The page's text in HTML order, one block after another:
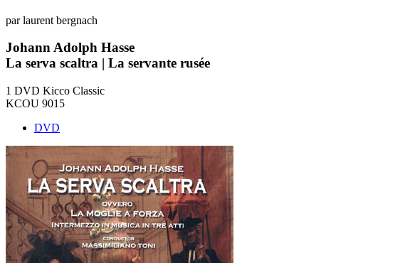
par laurent bergnach
Johann Adolph Hasse
La serva scaltra | La servante rusée
1 DVD Kicco Classic
KCOU 9015
DVD